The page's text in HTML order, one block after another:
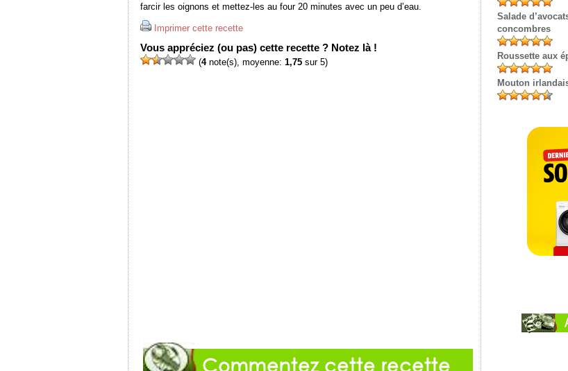
farcir les oignons et mettez-les au four 20 minutes avec un peu d’eau.
Imprimer cette recette
Vous appréciez (ou pas) cette recette ? Notez là !
(4note(s), moyenne: 1,75 sur 5)
Salade
concombres
Roussette aux
Mouton